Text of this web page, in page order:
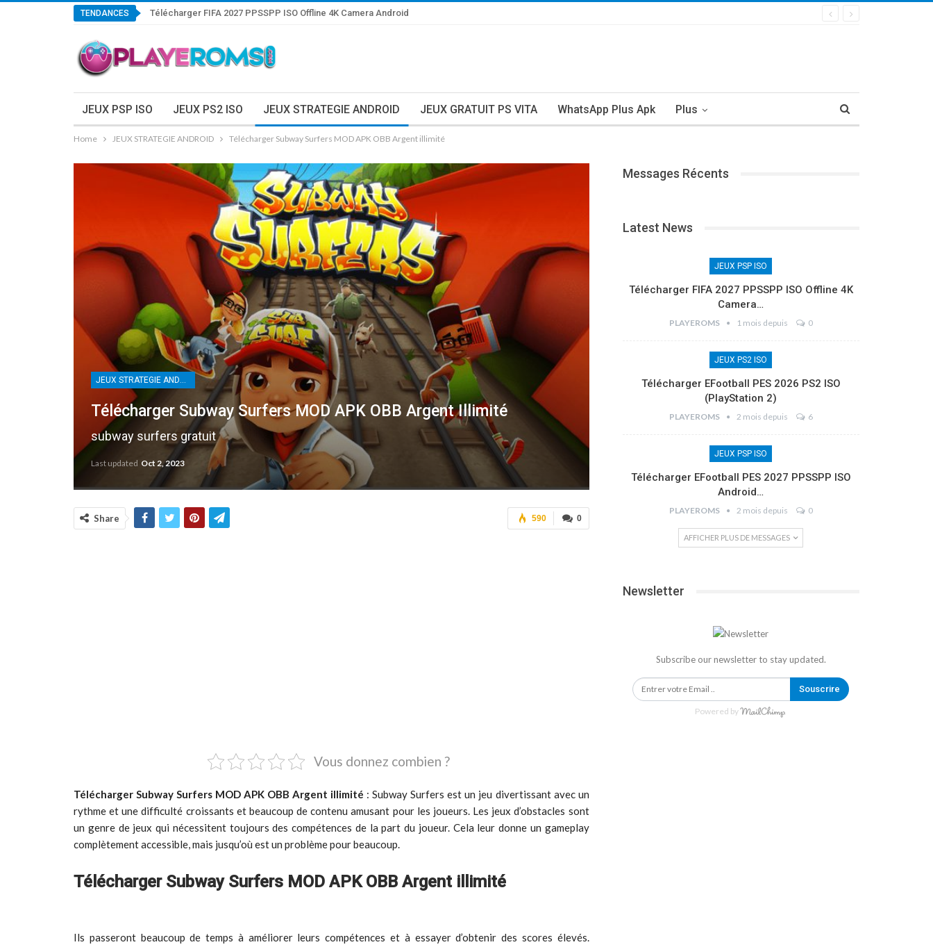
TENDANCES Télécharger FIFA 2027 PPSSPP ISO Offline 4K Camera Android
JEUX PSP ISO JEUX PS2 ISO JEUX STRATEGIE ANDROID JEUX GRATUIT PS VITA WhatsApp Plus Apk Plus
Home JEUX STRATEGIE ANDROID Télécharger Subway Surfers MOD APK OBB Argent illimité
JEUX STRATEGIE ANDROID
Télécharger Subway Surfers MOD APK OBB Argent Illimité
subway surfers gratuit
Last updated Oct 2, 2023
0
590
Share
Vous donnez combien ?
Télécharger Subway Surfers MOD APK OBB Argent illimité : Subway Surfers est un jeu divertissant avec un
rythme et une difficulté croissants et beaucoup de contenu amusant pour les joueurs. Les jeux d’obstacles sont
un genre de jeux qui nécessitent toujours des compétences de la part du joueur. Cela leur donne un gameplay
complètement accessible, mais jusqu’où est un problème pour beaucoup.
Télécharger Subway Surfers MOD APK OBB Argent illimité
Ils passeront beaucoup de temps à améliorer leurs compétences et à essayer d’obtenir des scores élevés.
Messages Récents
Latest News
JEUX PSP ISO
Télécharger FIFA 2027 PPSSPP ISO Offline 4K
Camera…
PLAYEROMS 1 mois depuis 0
JEUX PS2 ISO
Télécharger EFootball PES 2026 PS2 ISO
(PlayStation 2)
PLAYEROMS 2 mois depuis 6
JEUX PSP ISO
Télécharger EFootball PES 2027 PPSSPP ISO
Android…
PLAYEROMS 2 mois depuis 0
AFFICHER PLUS DE MESSAGES
Newsletter
Subscribe our newsletter to stay updated.
Souscrire
Powered by